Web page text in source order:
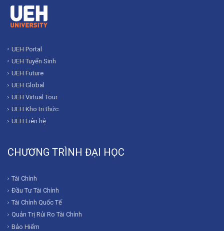
UEH Portal
UEH Tuyển Sinh
UEH Future
UEH Global
UEH Virtual Tour
UEH Kho tri thức
UEH Liên hệ
CHƯƠNG TRÌNH ĐẠI HỌC
Tài Chính
Đầu Tư Tài Chính
Tài Chính Quốc Tế
Quản Trị Rủi Ro Tài Chính
Bảo Hiểm